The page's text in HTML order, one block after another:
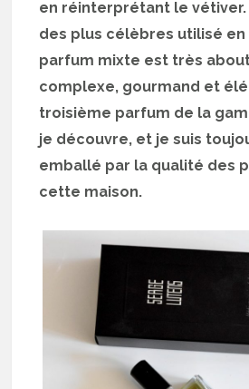
en réinterprétant le
des plus célèbres utilisé en
parfum mixte est très
complexe, gourmand et
troisième parfum de la
je découvre, et je suis
emballé par la qualité des
cette maison.